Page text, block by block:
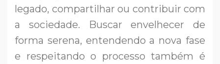
legado, compartilhar ou contribuir com
a sociedade. Buscar envelhecer de
forma serena, entendendo a nova fase
e respeitando o processo também é